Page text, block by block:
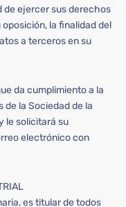
de ejercer sus derechos
la finalidad del
a terceros en su
da cumplimiento a la
de la Sociedad de la
le solicitará su
electrónico con
es titular de todos